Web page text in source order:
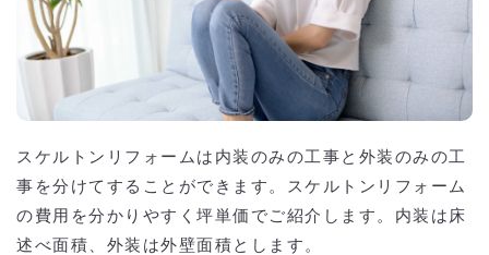
スケルトンリフォームは内装のみの工事と外装のみの工
事を分けてすることができます。スケルトンリフォーム
の費用を分かりやすく坪単価でご紹介します。内装は床
述べ面積、外装は外壁面積とします。